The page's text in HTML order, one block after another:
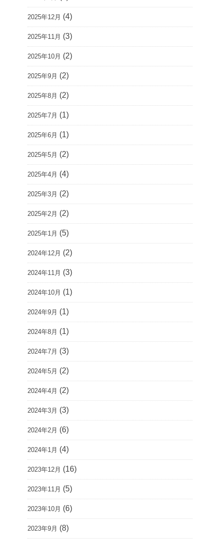
2025年12月 (4)
2025年11月 (3)
2025年10月 (2)
2025年9月 (2)
2025年8月 (2)
2025年7月 (1)
2025年6月 (1)
2025年5月 (2)
2025年4月 (4)
2025年3月 (2)
2025年2月 (2)
2025年1月 (5)
2024年12月 (2)
2024年11月 (3)
2024年10月 (1)
2024年9月 (1)
2024年8月 (1)
2024年7月 (3)
2024年5月 (2)
2024年4月 (2)
2024年3月 (3)
2024年2月 (6)
2024年1月 (4)
2023年12月 (16)
2023年11月 (5)
2023年10月 (6)
2023年9月 (8)